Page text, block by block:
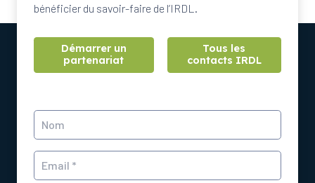
bénéficier du savoir-faire de l’IRDL.
Démarrer un
partenariat
Tous les
contacts IRDL